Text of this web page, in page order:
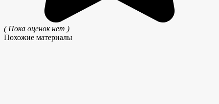
( Пока оценок нет )
Похожие материалы